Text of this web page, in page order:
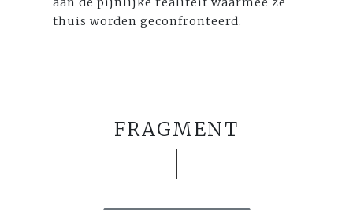
thuis worden geconfronteerd.
FRAGMENT